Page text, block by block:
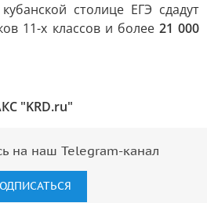
столице ЕГЭ сдадут
11-х классов и более 21 000
"KRD.ru"
на наш Telegram-канал